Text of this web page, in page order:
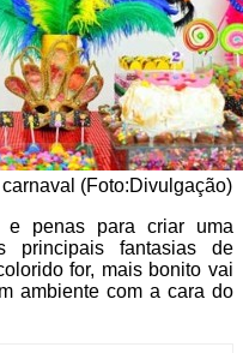
(Foto:Divulgação)
e penas para criar uma
principais fantasias de
for, mais bonito vai
ambiente com a cara do